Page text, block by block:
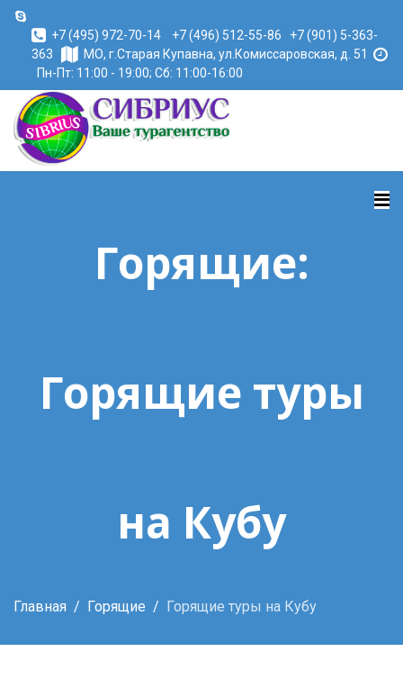
+7 (495) 972-70-14 +7 (496) 512-55-86
+7 (901) 5-363-
363
МО, г.Старая Купавна, ул.Комиссаровская, д. 51
Пн-Пт: 11:00 - 19:00; Сб: 11:00-16:00
Горящие:
Горящие туры
на Кубу
Главная Горящие Горящие туры на Кубу